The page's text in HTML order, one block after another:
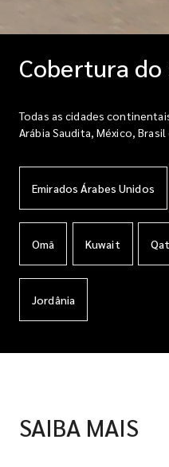
Cobertura do
Todas as cidades
Arábia Saudita, México, Brasil
Emirados Árabes Unidos
Omã Kuwait
Jordânia
SAIBA MAIS